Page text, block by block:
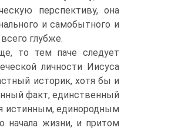
перспективу, она
и самобытного и
глубже.
то тем паче следует
личности Иисуса
историк, хотя бы и
факт, единственный
истинным, единородным
начала жизни, и притом